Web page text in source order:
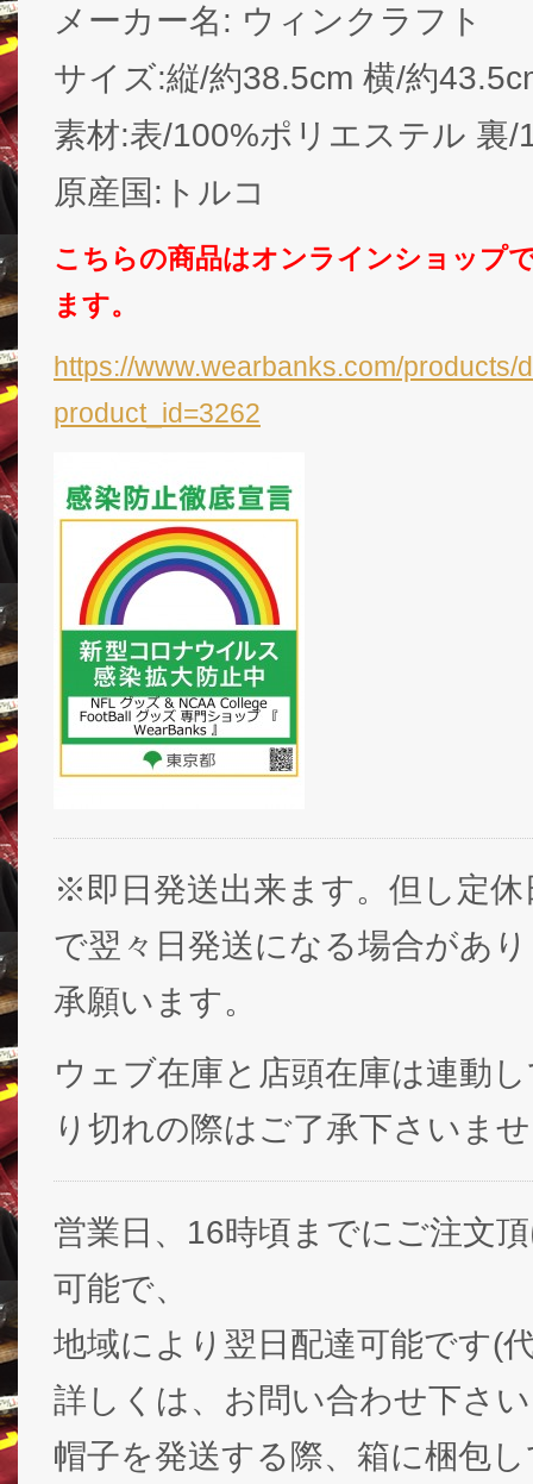
メーカー名: ウィンクラフト
サイズ:縦/約38.5cm 横/約
素材:表/100%ポリエステル
原産国:トルコ
こちらの商品はオンラインショップ
ます。
https://www.wearbanks.com/products/
product_id=3262
※即日発送出来ます。但し定休
で翌々日発送になる場合があ
承願います。
ウェブ在庫と店頭在庫は連動
り切れの際はご了承下さいま
営業日、16時頃までにご注文
可能で、
地域により翌日配達可能です(
詳しくは、お問い合わせ下さ
帽子を発送する際、箱に梱包